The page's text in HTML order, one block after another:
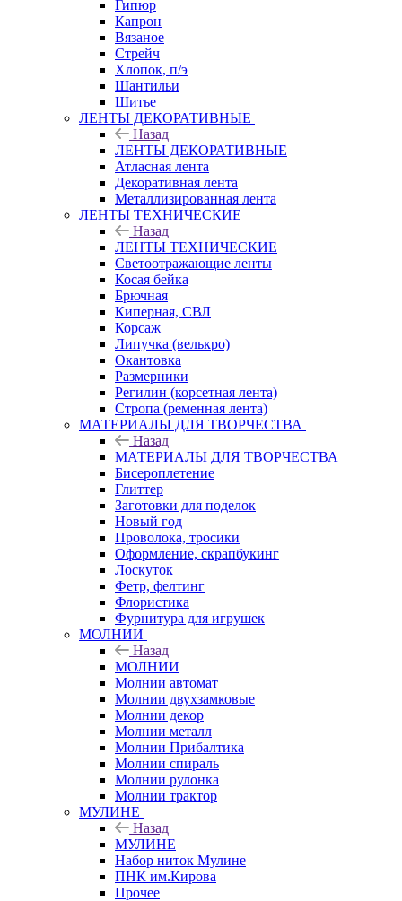
Гипюр
Капрон
Вязаное
Стрейч
Хлопок, п/э
Шантильи
Шитье
ЛЕНТЫ ДЕКОРАТИВНЫЕ
Назад
ЛЕНТЫ ДЕКОРАТИВНЫЕ
Атласная лента
Декоративная лента
Металлизированная лента
ЛЕНТЫ ТЕХНИЧЕСКИЕ
Назад
ЛЕНТЫ ТЕХНИЧЕСКИЕ
Светоотражающие ленты
Косая бейка
Брючная
Киперная, СВЛ
Корсаж
Липучка (велькро)
Окантовка
Размерники
Регилин (корсетная лента)
Стропа (ременная лента)
МАТЕРИАЛЫ ДЛЯ ТВОРЧЕСТВА
Назад
МАТЕРИАЛЫ ДЛЯ ТВОРЧЕСТВА
Бисероплетение
Глиттер
Заготовки для поделок
Новый год
Проволока, тросики
Оформление, скрапбукинг
Лоскуток
Фетр, фелтинг
Флористика
Фурнитура для игрушек
МОЛНИИ
Назад
МОЛНИИ
Молнии автомат
Молнии двухзамковые
Молнии декор
Молнии металл
Молнии Прибалтика
Молнии спираль
Молнии рулонка
Молнии трактор
МУЛИНЕ
Назад
МУЛИНЕ
Набор ниток Мулине
ПНК им.Кирова
Прочее